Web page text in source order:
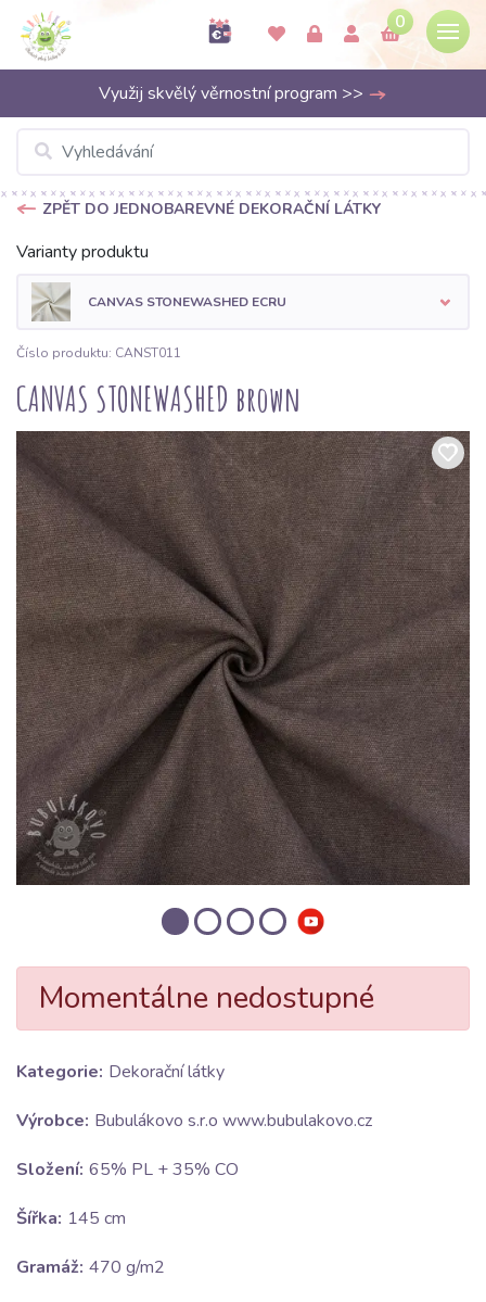
0
Využij skvělý věrnostní program >>
ZPĚT DO JEDNOBAREVNÉ DEKORAČNÍ LÁTKY
Varianty produktu
CANVAS STONEWASHED ECRU
Číslo produktu: CANST011
CANVAS STONEWASHED brown
Momentálne nedostupné
Kategorie: Dekorační látky
Výrobce: Bubulákovo s.r.o www.bubulakovo.cz
Složení: 65% PL + 35% CO
Šířka: 145 cm
Gramáž: 470 g/m2